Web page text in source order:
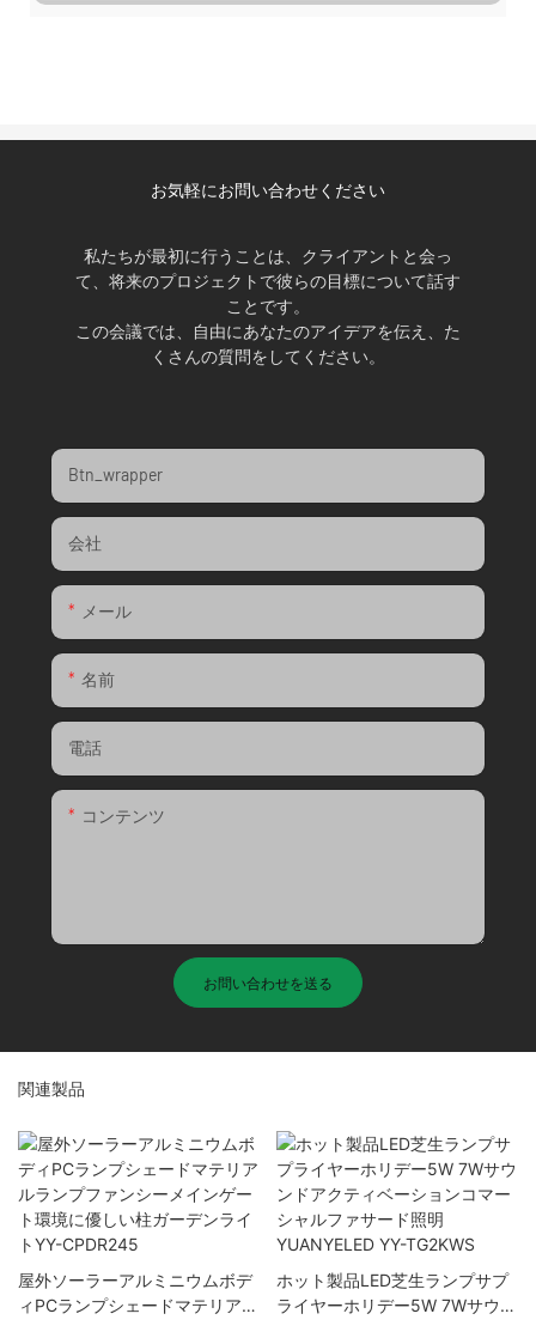
お気軽にお問い合わせください
私たちが最初に行うことは、クライアントと会っ
て、将来のプロジェクトで彼らの目標について話す
ことです。
この会議では、自由にあなたのアイデアを伝え、た
くさんの質問をしてください。
Btn_wrapper
会社
メール
名前
電話
コンテンツ
お問い合わせを送る
関連製品
屋外ソーラーアルミニウムボデ
ィPCランプシェードマテリアル
ホット製品LED芝生ランプサプ
ライヤーホリデー5W 7Wサウン